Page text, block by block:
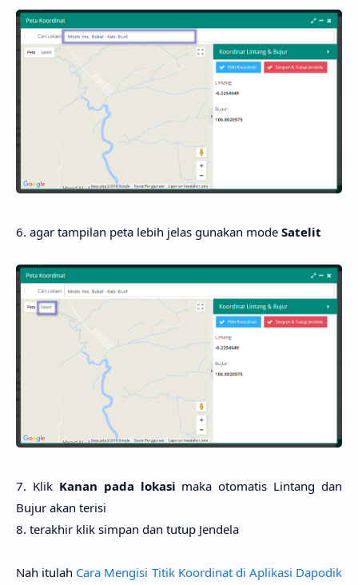
6. agar tampilan peta lebih jelas gunakan mode Satelit
7. Klik Kanan pada lokasi maka otomatis Lintang dan
Bujur akan terisi
8. terakhir klik simpan dan tutup Jendela
Nah itulah Cara Mengisi Titik Koordinat di Aplikasi Dapodik